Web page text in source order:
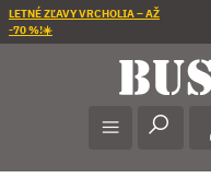
LETNÉ ZĽAVY VRCHOLIA – AŽ
-70 %!☀️